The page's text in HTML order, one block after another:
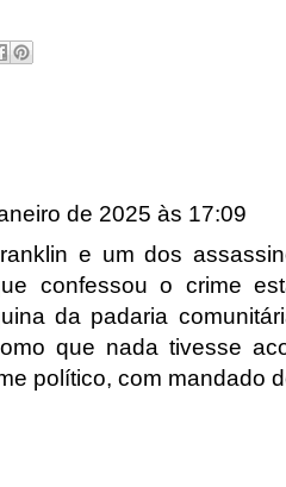
de 2025 às 17:09
e um dos
confessou o crime
da padaria
que nada tivesse
político, com mandado